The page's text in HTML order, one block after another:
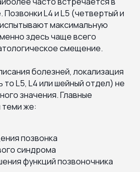
L4 и L5 (четвертый и
максимальную
здесь чаще всего
смещение.
болезней, локализация
то L5, L4 или шейный отдел) не
значения. Главные
же:
позвонка
синдрома
функций позвоночника